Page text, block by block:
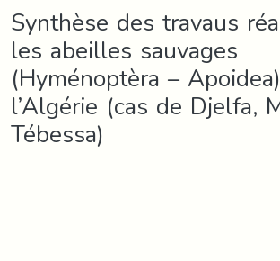
Synthèse des travaus
les abeilles sauvages
(Hyménoptèra –
l’Algérie (cas de Djelfa,
Tébessa)